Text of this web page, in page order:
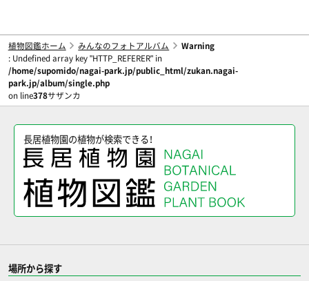
植物図鑑ホーム みんなのフォトアルバム
Warning
: Undefined array key "HTTP_REFERER" in
/home/supomido/nagai-park.jp/public_html/zukan.nagai-
park.jp/album/single.php
on line378サザンカ
長居植物園の植物が検索できる！
場所から探す